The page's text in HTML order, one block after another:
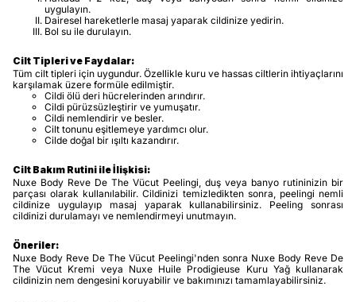
uygulayın.
Dairesel hareketlerle masaj yaparak cildinize yedirin.
Bol su ile durulayın.
Cilt Tipleri ve Faydalar:
Tüm cilt tipleri için uygundur. Özellikle kuru ve hassas ciltlerin ihtiyaçlarını
karşılamak üzere formüle edilmiştir.
Cildi ölü deri hücrelerinden arındırır.
Cildi pürüzsüzleştirir ve yumuşatır.
Cildi nemlendirir ve besler.
Cilt tonunu eşitlemeye yardımcı olur.
Cilde doğal bir ışıltı kazandırır.
Cilt Bakım Rutini ile İlişkisi:
Nuxe Body Reve De The Vücut Peelingi, duş veya banyo rutininizin bir
parçası olarak kullanılabilir. Cildinizi temizledikten sonra, peelingi nemli
cildinize uygulayıp masaj yaparak kullanabilirsiniz. Peeling sonrası
cildinizi durulamayı ve nemlendirmeyi unutmayın.
Öneriler:
Nuxe Body Reve De The Vücut Peelingi'nden sonra Nuxe Body Reve De
The Vücut Kremi veya Nuxe Huile Prodigieuse Kuru Yağ kullanarak
cildinizin nem dengesini koruyabilir ve bakımınızı tamamlayabilirsiniz.